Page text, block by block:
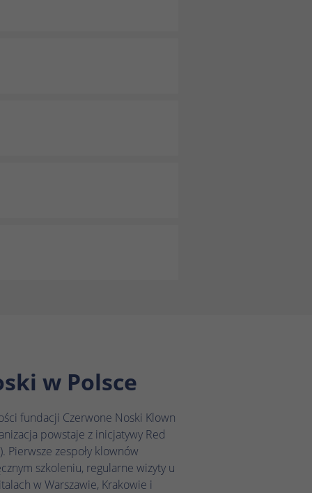
w Polsce
fundacji Czerwone Noski Klown
powstaje z inicjatywy Red
). Pierwsze zespoły klownów
szkoleniu, regularne wizyty u
w Warszawie, Krakowie i